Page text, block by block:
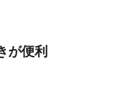
が便利